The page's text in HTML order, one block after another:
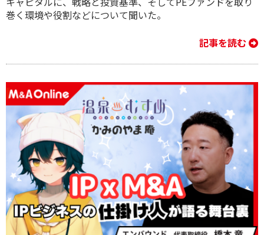
巻く環境や役割などについて聞いた。
記事を読む